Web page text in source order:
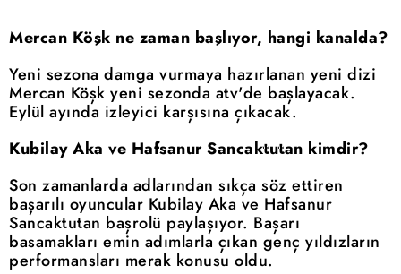
Mercan Köşk ne zaman başlıyor, hangi kanalda?
Yeni sezona damga vurmaya hazırlanan yeni dizi
Mercan Köşk yeni sezonda atv'de başlayacak.
Eylül ayında izleyici karşısına çıkacak.
Kubilay Aka ve Hafsanur Sancaktutan kimdir?
Son zamanlarda adlarından sıkça söz ettiren
başarılı oyuncular Kubilay Aka ve Hafsanur
Sancaktutan başrolü paylaşıyor. Başarı
basamakları emin adımlarla çıkan genç yıldızların
performansları merak konusu oldu.